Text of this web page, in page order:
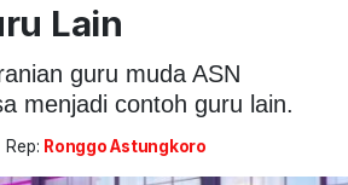
Lain
guru muda ASN
menjadi contoh guru lain.
Rep: Ronggo Astungkoro